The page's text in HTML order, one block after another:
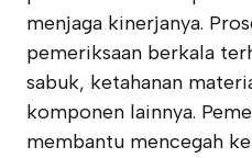
menjaga kinerjanya.
pemeriksaan berkala
sabuk, ketahanan
komponen lainnya.
membantu mencegah